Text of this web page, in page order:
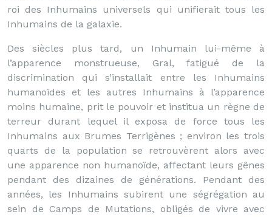
roi des Inhumains universels qui unifierait tous les
Inhumains de la galaxie.
Des siècles plus tard, un Inhumain lui-même à
l’apparence monstrueuse, Gral, fatigué de la
discrimination qui s’installait entre les Inhumains
humanoïdes et les autres Inhumains à l’apparence
moins humaine, prit le pouvoir et institua un règne de
terreur durant lequel il exposa de force tous les
Inhumains aux Brumes Terrigènes ; environ les trois
quarts de la population se retrouvèrent alors avec
une apparence non humanoïde, affectant leurs gênes
pendant des dizaines de générations. Pendant des
années, les Inhumains subirent une ségrégation au
sein de Camps de Mutations, obligés de vivre avec